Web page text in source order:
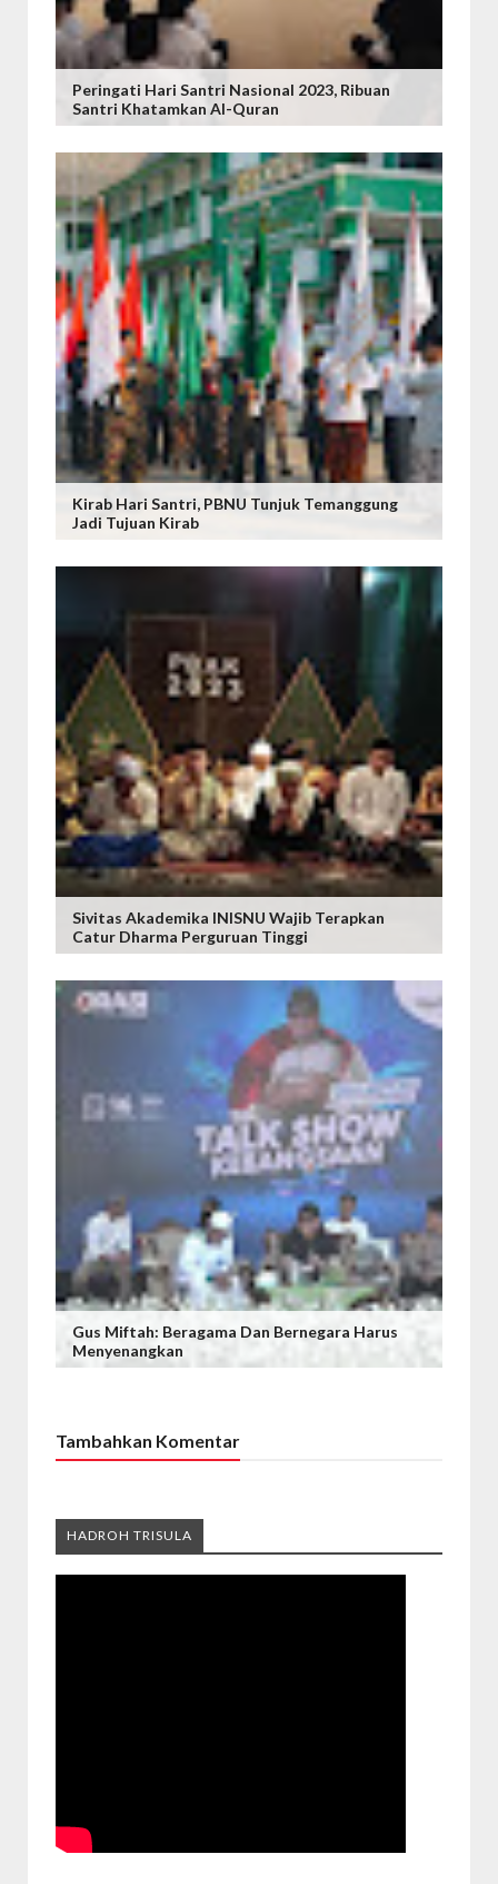
Peringati Hari Santri Nasional 2023, Ribuan
Santri Khatamkan Al-Quran
Kirab Hari Santri, PBNU Tunjuk Temanggung
Jadi Tujuan Kirab
Sivitas Akademika INISNU Wajib Terapkan
Catur Dharma Perguruan Tinggi
Gus Miftah: Beragama Dan Bernegara Harus
Menyenangkan
Tambahkan Komentar
HADROH TRISULA